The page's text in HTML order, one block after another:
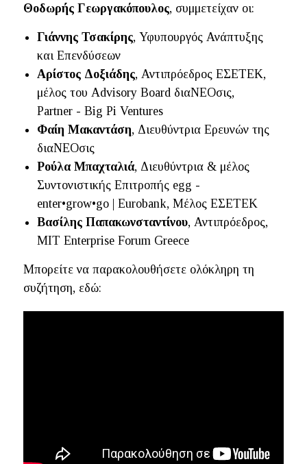
Θοδωρής Γεωργακόπουλος, συμμετείχαν οι:
Γιάννης Τσακίρης, Υφυπουργός Ανάπτυξης
και Επενδύσεων
Αρίστος Δοξιάδης, Αντιπρόεδρος ΕΣΕΤΕΚ,
μέλος του Advisory Board διαΝΕΟσις,
Partner - Big Pi Ventures
Φαίη Μακαντάση, Διευθύντρια Ερευνών της
διαΝΕΟσις
Ρούλα Μπαχταλιά, Διευθύντρια & μέλος
Συντονιστικής Επιτροπής egg -
enter•grow•go | Eurobank, Μέλος ΕΣΕΤΕΚ
Βασίλης Παπακωνσταντίνου, Αντιπρόεδρος,
MIT Enterprise Forum Greece
Μπορείτε να παρακολουθήσετε ολόκληρη τη
συζήτηση, εδώ: